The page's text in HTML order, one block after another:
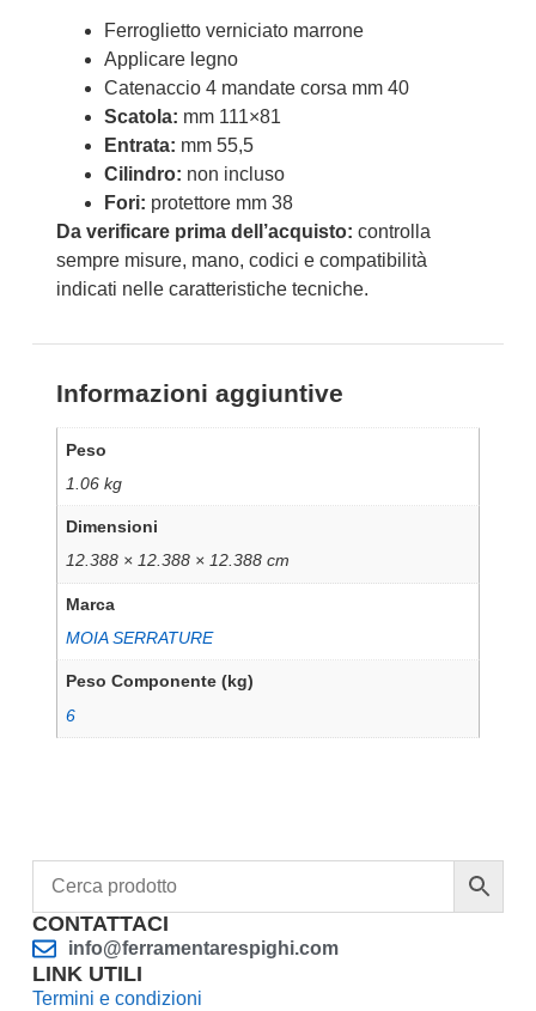
Ferroglietto verniciato marrone
Applicare legno
Catenaccio 4 mandate corsa mm 40
Scatola: mm 111×81
Entrata: mm 55,5
Cilindro: non incluso
Fori: protettore mm 38
Da verificare prima dell’acquisto: controlla
sempre misure, mano, codici e compatibilità
indicati nelle caratteristiche tecniche.
Informazioni aggiuntive
Peso
1.06 kg
Dimensioni
12.388 × 12.388 × 12.388 cm
Marca
MOIA SERRATURE
Peso Componente (kg)
6
CONTATTACI
info@ferramentarespighi.com
LINK UTILI
Termini e condizioni